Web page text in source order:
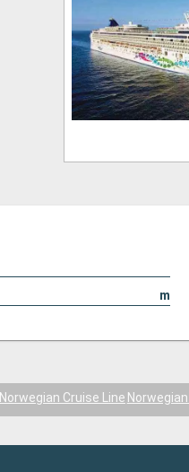
m
Norwegian Cruise Line Norwegian